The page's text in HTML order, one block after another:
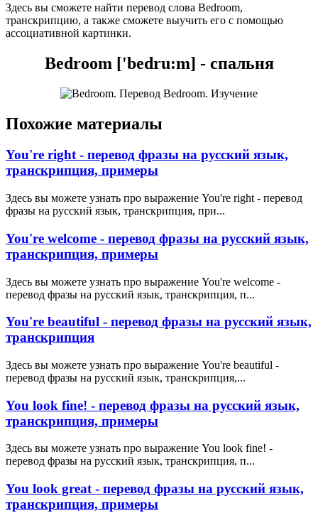
Здесь вы сможете найти перевод слова Bedroom,
транскрипцию, а также сможете выучить его с помощью
ассоциативной картинки.
Bedroom ['bedru:m] - спальня
Похожие материалы
You're right - перевод фразы на русский язык,
транскрипция, примеры
Здесь вы можете узнать про выражение You're right - перевод
фразы на русский язык, транскрипция, при...
You're welcome - перевод фразы на русский язык,
транскрипция, примеры
Здесь вы можете узнать про выражение You're welcome -
перевод фразы на русский язык, транскрипция, п...
You're beautiful - перевод фразы на русский язык,
транскрипция
Здесь вы можете узнать про выражение You're beautiful -
перевод фразы на русский язык, транскрипция,...
You look fine! - перевод фразы на русский язык,
транскрипция, примеры
Здесь вы можете узнать про выражение You look fine! -
перевод фразы на русский язык, транскрипция, п...
You look great - перевод фразы на русский язык,
транскрипция, примеры